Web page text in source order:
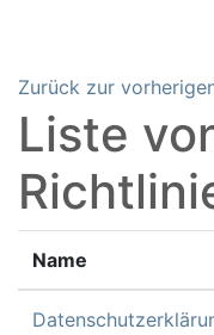
Zurück zur
Liste
Name